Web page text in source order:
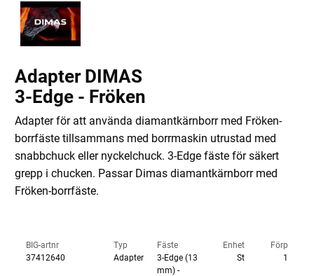
Adapter DIMAS
3-Edge - Fröken
Adapter för att använda diamantkärnborr med Fröken-
borrfäste tillsammans med borrmaskin utrustad med
snabbchuck eller nyckelchuck. 3-Edge fäste för säkert
grepp i chucken. Passar Dimas diamantkärnborr med
Fröken-borrfäste.
BIG-artnr
37412640
Typ
Adapter
Fäste
3-Edge (13
mm) -
Enhet
St
Förp
1